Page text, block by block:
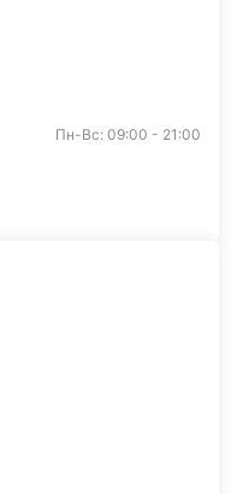
Пн-Вс: 09:00 - 21:00